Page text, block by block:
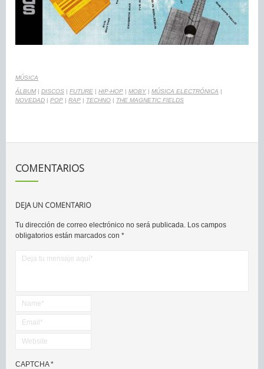
MÚSICA
ÁLBUM | DISCOS | FUTURE | HIP-HOP | MOBY | MÚSICA ELECTRÓNICA |
NOVEDAD | POP | RAP | TECHNO | THE MAGNETIC FIELDS
COMENTARIOS
DEJA UN COMENTARIO
Tu dirección de correo electrónico no será publicada. Los campos
obligatorios están marcados con *
CAPTCHA*